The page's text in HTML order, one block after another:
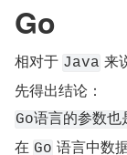
Go
相对于 Java 来
先得出结论：
Go语言的参数也
在 Go 语言中数